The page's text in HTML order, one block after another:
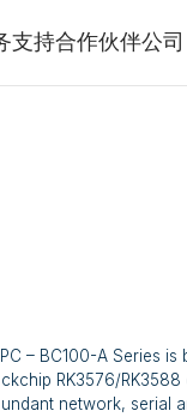
支持合作伙伴公司
– BC100-A Series
RK3576/
network, serial